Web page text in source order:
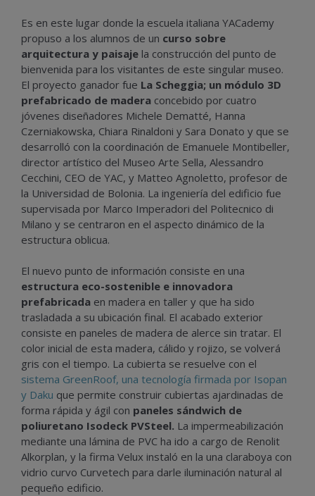
Es en este lugar donde la escuela italiana YACademy
propuso a los alumnos de un curso sobre
arquitectura y paisaje la construcción del punto de
bienvenida para los visitantes de este singular museo.
El proyecto ganador fue La Scheggia; un módulo 3D
prefabricado de madera concebido por cuatro
jóvenes diseñadores Michele Dematté, Hanna
Czerniakowska, Chiara Rinaldoni y Sara Donato y que se
desarrolló con la coordinación de Emanuele Montibeller,
director artístico del Museo Arte Sella, Alessandro
Cecchini, CEO de YAC, y Matteo Agnoletto, profesor de
la Universidad de Bolonia. La ingeniería del edificio fue
supervisada por Marco Imperadori del Politecnico di
Milano y se centraron en el aspecto dinámico de la
estructura oblicua.
El nuevo punto de información consiste en una
estructura eco-sostenible e innovadora
prefabricada en madera en taller y que ha sido
trasladada a su ubicación final. El acabado exterior
consiste en paneles de madera de alerce sin tratar. El
color inicial de esta madera, cálido y rojizo, se volverá
gris con el tiempo. La cubierta se resuelve con el
sistema GreenRoof, una tecnología firmada por Isopan
y Daku que permite construir cubiertas ajardinadas de
forma rápida y ágil con paneles sándwich de
poliuretano Isodeck PVSteel. La impermeabilización
mediante una lámina de PVC ha ido a cargo de Renolit
Alkorplan, y la firma Velux instaló en la una claraboya con
vidrio curvo Curvetech para darle iluminación natural al
pequeño edificio.